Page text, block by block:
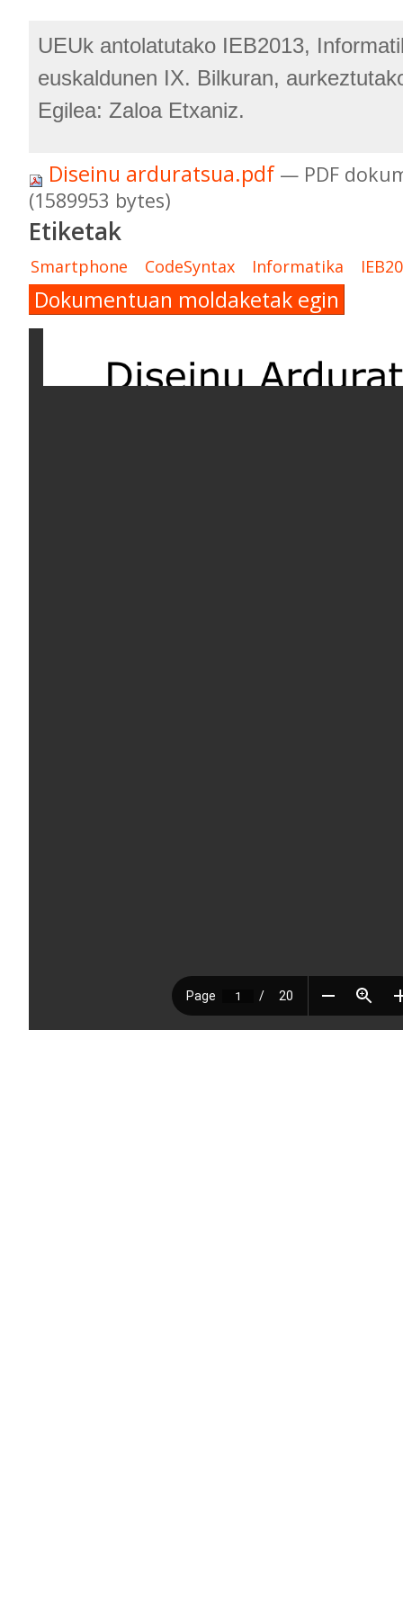
UEUk antolatutako IEB2013,
euskaldunen IX. Bilkuran,
Egilea: Zaloa Etxaniz.
Diseinu arduratsua.pdf — PDF
(1589953 bytes)
Etiketak
Smartphone CodeSyntax Informatika
Dokumentuan moldaketak egin